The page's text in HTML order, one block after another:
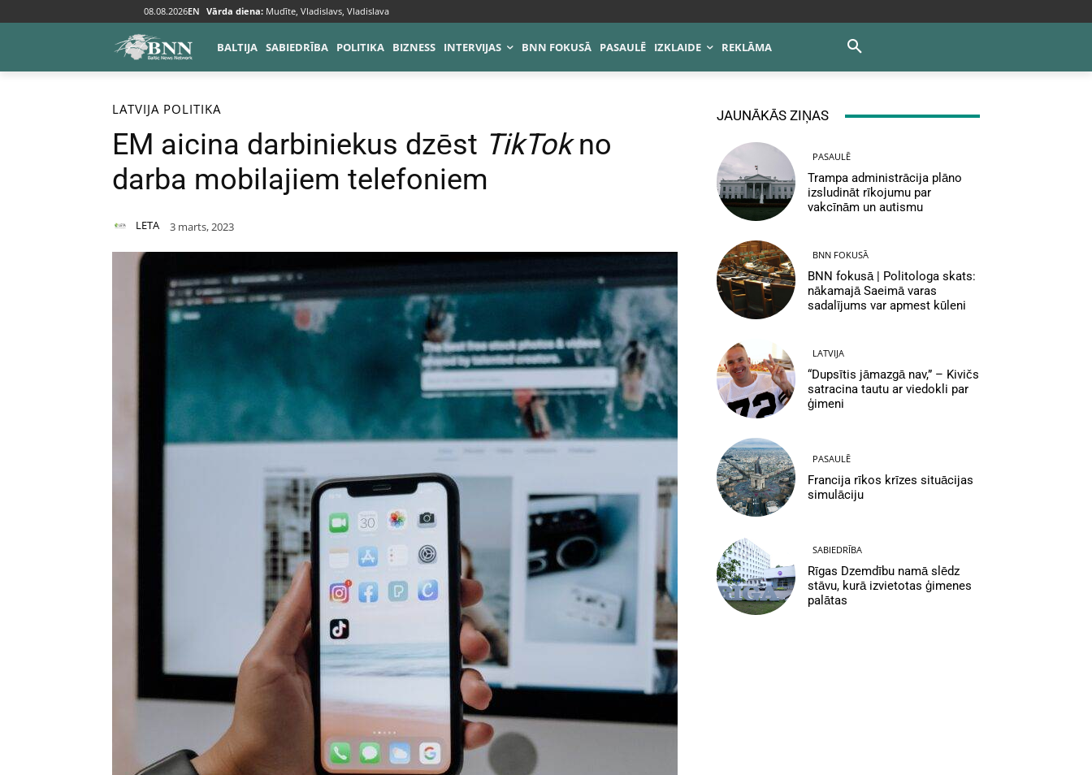
08.08.2026EN Vārda diena: Mudīte, Vladislavs, Vladislava
BALTIJA SABIEDRĪBA POLITIKA BIZNESS INTERVIJAS BNN FOKUSĀ PASAULĒ IZKLAIDE REKLĀMA
Sākums Baltija Latvija
LATVIJA POLITIKA
EM aicina darbiniekus dzēst TikTokno
darba mobilajiem telefoniem
LETA 3 marts, 2023
JAUNĀKĀS ZIŅAS
PASAULĒ
Trampa administrācija plāno
izsludināt rīkojumu par
vakcīnām un autismu
BNN FOKUSĀ
BNN fokusā | Politologa skats:
nākamajā Saeimā varas
sadalījums var apmest kūleni
LATVIJA
“Dupsītis jāmazgā nav,” – Kivičs
satracina tautu ar viedokli par
ģimeni
PASAULĒ
Francija rīkos krīzes situācijas
simulāciju
SABIEDRĪBA
Rīgas Dzemdību namā slēdz
stāvu, kurā izvietotas ģimenes
palātas